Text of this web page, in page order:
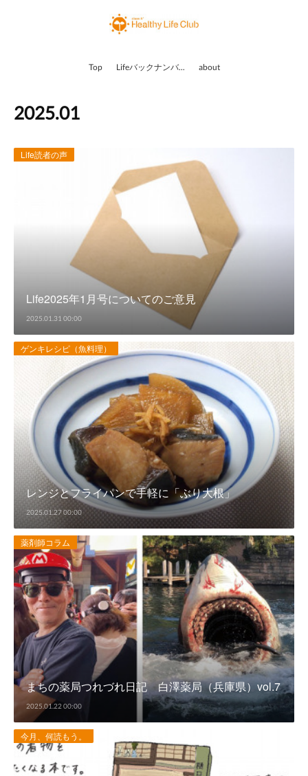
Top Lifeバックナンバー about
2025.01
Life読者の声
Life2025年1月号についてのご意見
2025.01.31 00:00
ゲンキレシピ（魚料理）
レンジとフライパンで手軽に「ぶり大根」
2025.01.27 00:00
薬剤師コラム
まちの薬局つれづれ日記 白澤薬局（兵庫県）vol.7
2025.01.22 00:00
今月、何読もう。